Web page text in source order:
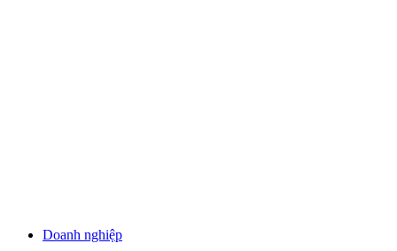
Doanh nghiệp